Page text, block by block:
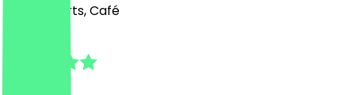
IJs, Desserts, Café